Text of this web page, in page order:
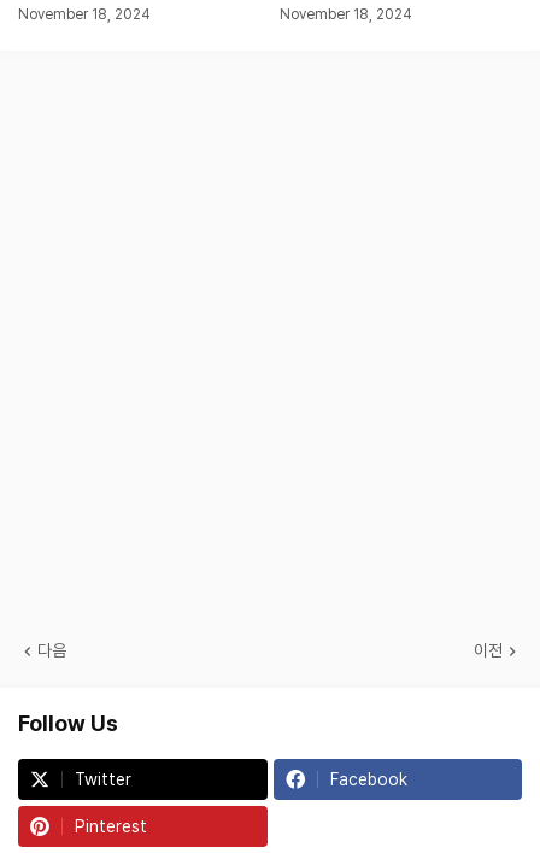
November 18, 2024 November 18, 2024
다음 이전
Follow Us
Twitter Facebook
Pinterest